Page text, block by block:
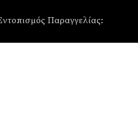
Παραγγελίας: